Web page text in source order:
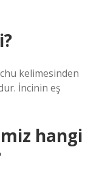
kelimesinden
İncinin eş
hangi